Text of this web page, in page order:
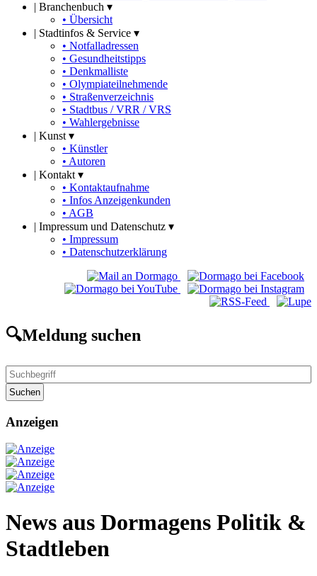
| Branchenbuch ▾
• Übersicht
| Stadtinfos & Service ▾
• Notfalladressen
• Gesundheitstipps
• Denkmalliste
• Olympiateilnehmende
• Straßenverzeichnis
• Stadtbus / VRR / VRS
• Wahlergebnisse
| Kunst ▾
• Künstler
• Autoren
| Kontakt ▾
• Kontaktaufnahme
• Infos Anzeigenkunden
• AGB
| Impressum und Datenschutz ▾
• Impressum
• Datenschutzerklärung
🔍Meldung suchen
Suchen
Anzeigen
News aus Dormagens Politik &
Stadtleben